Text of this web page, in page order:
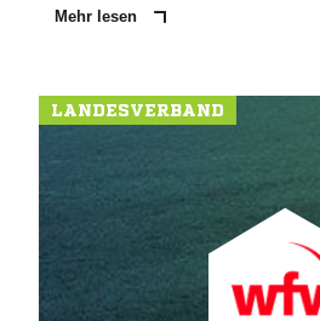
Mehr lesen
LANDESVERBAND